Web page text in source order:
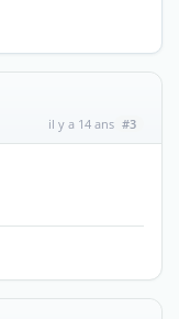
il y a 14 ans #3